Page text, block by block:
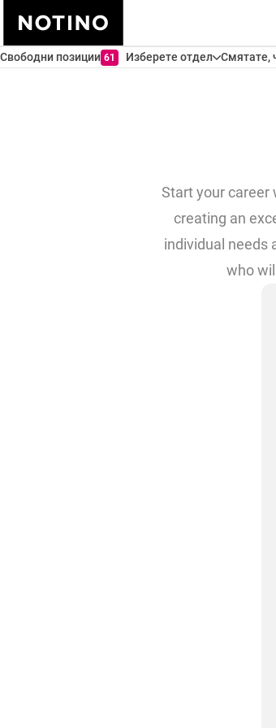
Свободни позиции 61 Изберете отдел Смятате,
Start your career
creating an
individual needs
who